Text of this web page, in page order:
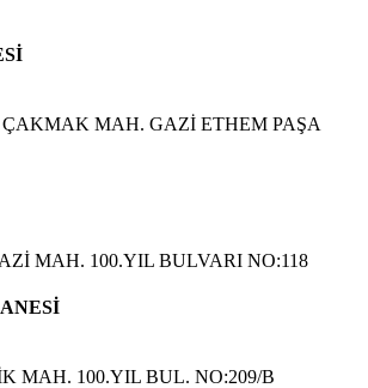
MAH. GAZİ ETHEM PAŞA
MAH. 100.YIL BULVARI NO:118
MAH. 100.YIL BUL. NO:209/B